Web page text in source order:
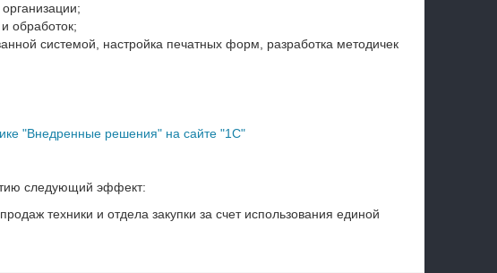
обработок;
системой, настройка печатных форм, разработка методичек
"Внедренные решения" на сайте "1С"
следующий эффект:
техники и отдела закупки за счет использования единой